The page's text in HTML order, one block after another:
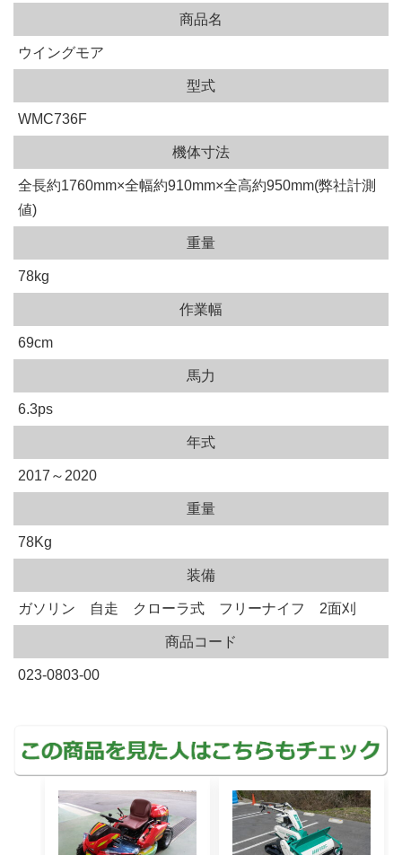
商品名
ウイングモア
型式
WMC736F
機体寸法
全長約1760mm×全幅約910mm×全高約950mm(弊社計測
値)
重量
78kg
作業幅
69cm
馬力
6.3ps
年式
2017～2020
重量
78Kg
装備
ガソリン 自走 クローラ式 フリーナイフ 2面刈
商品コード
023-0803-00